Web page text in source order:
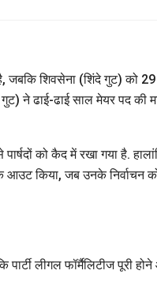
जबकि शिवसेना (शिंदे गुट) को 29
ने ढाई-ढाई साल मेयर पद की
को कैद में रखा गया है.
आउट किया, जब उनके निर्वाचन
लीगल फॉर्मैलिटीज पूरी